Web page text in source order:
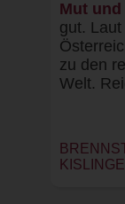
Mut und
gut.
zu den
Welt.